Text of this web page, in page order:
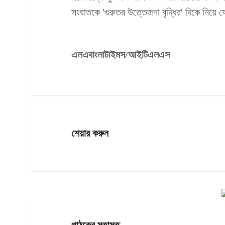
সংঘাতকে 'গুরুতর উত্তেজনা বৃদ্ধির' দিকে নিয়ে
এলএবাংলাটাইমস/আইটিএলএস
শেয়ার করুন